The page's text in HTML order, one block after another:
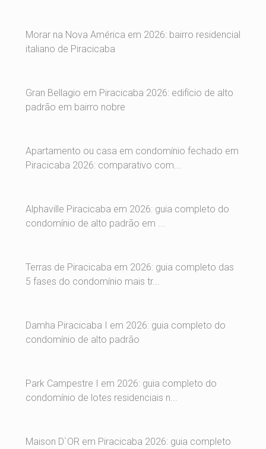
Morar na Nova América em 2026: bairro residencial
italiano de Piracicaba
Gran Bellagio em Piracicaba 2026: edifício de alto
padrão em bairro nobre
Apartamento ou casa em condomínio fechado em
Piracicaba 2026: comparativo com...
Alphaville Piracicaba em 2026: guia completo do
condomínio de alto padrão em ...
Terras de Piracicaba em 2026: guia completo das
5 fases do condomínio mais tr...
Damha Piracicaba I em 2026: guia completo do
condomínio de alto padrão
Park Campestre I em 2026: guia completo do
condomínio de lotes residenciais n...
Maison D`OR em Piracicaba 2026: guia completo